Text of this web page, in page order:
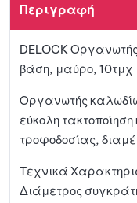
Περιγραφή
DELOCK
βάση, μαύρο, 10τμχ
Οργανωτής
εύκολη
τροφοδοσίας,
Τεχνικά
Διάμετρος